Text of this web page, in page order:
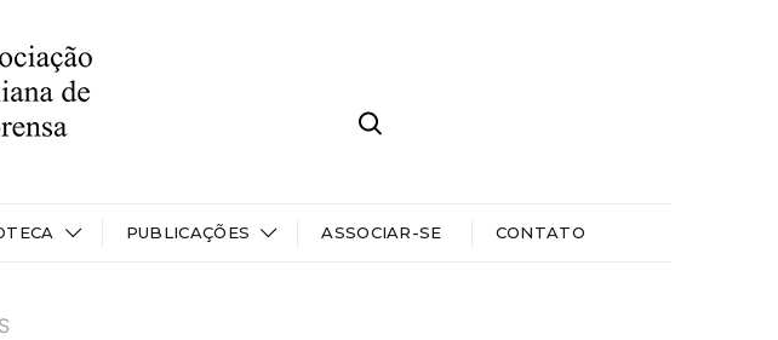
PUBLICAÇÕES ASSOCIAR-SE CONTATO